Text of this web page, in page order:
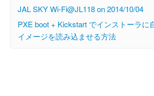
JAL SKY Wi-Fi@JL118 on 2014/10/04
PXE boot + Kickstart でインストーラに
イメージを読み込ませる方法